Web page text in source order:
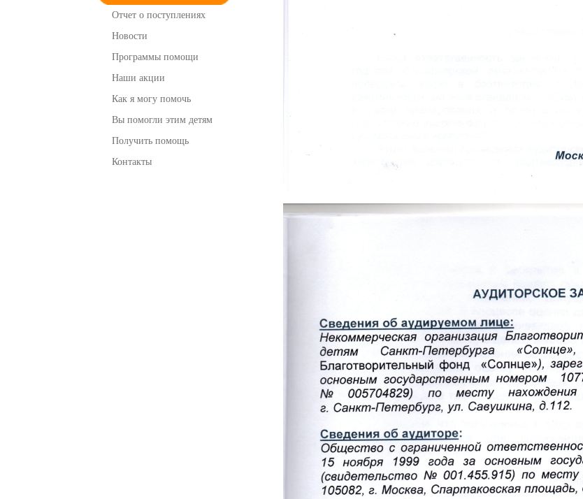
Отчет о поступлениях
Новости
Программы помощи
Наши акции
Как я могу помочь
Вы помогли этим детям
Получить помощь
Контакты